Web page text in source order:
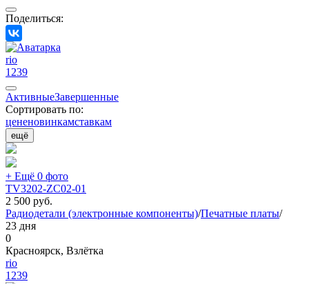
Поделиться:
rio
1239
АктивныеЗавершенные
Сортировать по:
цененовинкамставкам
ещё
+ Ещё 0 фото
TV3202-ZC02-01
2 500 руб.
Радиодетали (электронные компоненты)/Печатные платы/
23 дня
0
Красноярск, Взлётка
rio
1239